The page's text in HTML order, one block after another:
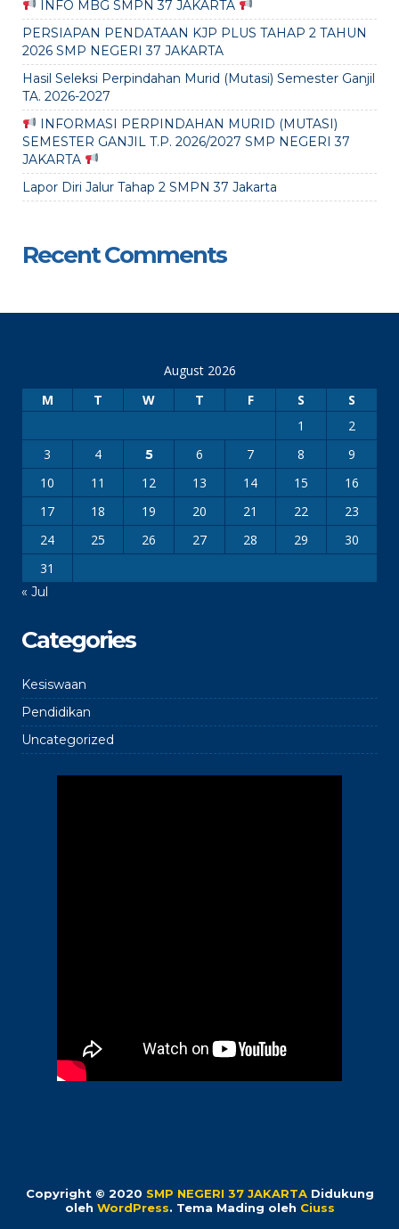
INFO MBG SMPN 37 JAKARTA
PERSIAPAN PENDATAAN KJP PLUS TAHAP 2 TAHUN
2026 SMP NEGERI 37 JAKARTA
Hasil Seleksi Perpindahan Murid (Mutasi) Semester Ganjil
TA. 2026-2027
INFORMASI PERPINDAHAN MURID (MUTASI)
SEMESTER GANJIL T.P. 2026/2027 SMP NEGERI 37
JAKARTA
Lapor Diri Jalur Tahap 2 SMPN 37 Jakarta
Recent Comments
August 2026
M
T W T F S
S
1
2
3
4 5 6 7 8
9
10
11 12 13 14 15
16
17
18 19 20 21 22
23
24
25 26 27 28 29
30
31
« Jul
Categories
Kesiswaan
Pendidikan
Uncategorized
Copyright © 2020 SMP NEGERI 37 JAKARTADidukung
oleh WordPress. Tema Mading oleh Ciuss